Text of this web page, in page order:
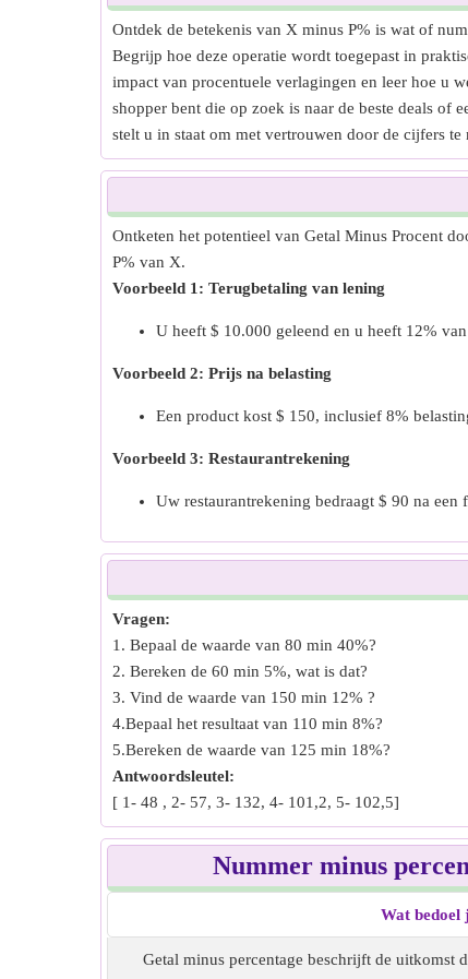
Ontdek de betekenis van X minus P% is wat of
Begrijp hoe deze operatie wordt toegepast in
impact van procentuele verlagingen en leer hoe u
shopper bent die op zoek is naar de beste deals of
stelt u in staat om met vertrouwen door de cijfers te
Ontketen het potentieel van Getal Minus Procent
P% van X.
Voorbeeld 1: Terugbetaling van lening
U heeft $ 10.000 geleend en u heeft 12%
Voorbeeld 2: Prijs na belasting
Een product kost $ 150, inclusief 8%
Voorbeeld 3: Restaurantrekening
Uw restaurantrekening bedraagt $ 90 na
Vragen:
1. Bepaal de waarde van 80 min 40%?
2. Bereken de 60 min 5%, wat is dat?
3. Vind de waarde van 150 min 12% ?
4.Bepaal het resultaat van 110 min 8%?
5.Bereken de waarde van 125 min 18%?
Antwoordsleutel:
[ 1- 48 , 2- 57, 3- 132, 4- 101,2, 5- 102,5]
Nummer minus
Wat bedoel
Getal minus percentage beschrijft de uitkomst